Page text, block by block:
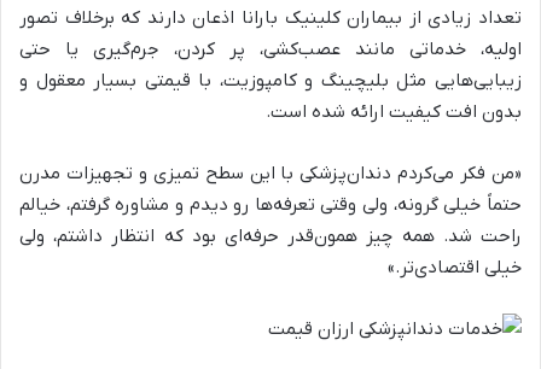
تعداد زیادی از بیماران کلینیک بارانا اذعان دارند که برخلاف تصور
اولیه، خدماتی مانند عصب‌کشی، پر کردن، جرم‌گیری یا حتی
زیبایی‌هایی مثل بلیچینگ و کامپوزیت، با قیمتی بسیار معقول و
بدون افت کیفیت ارائه شده است.
«من فکر می‌کردم دندان‌پزشکی با این سطح تمیزی و تجهیزات مدرن
حتماً خیلی گرونه، ولی وقتی تعرفه‌ها رو دیدم و مشاوره گرفتم، خیالم
راحت شد. همه چیز همون‌قدر حرفه‌ای بود که انتظار داشتم، ولی
خیلی اقتصادی‌تر.»